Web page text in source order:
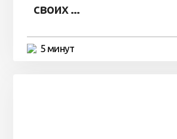
своих ...
5 минут